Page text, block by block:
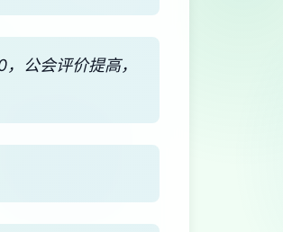
公会评价提高，